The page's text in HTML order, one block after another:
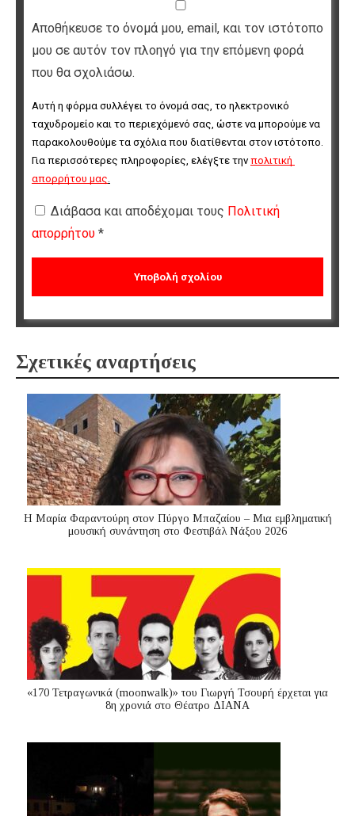
Αποθήκευσε το όνομά μου, email, και τον ιστότοπο
μου σε αυτόν τον πλοηγό για την επόμενη φορά
που θα σχολιάσω.
Αυτή η φόρμα συλλέγει το όνομά σας, το ηλεκτρονικό
ταχυδρομείο και το περιεχόμενό σας, ώστε να μπορούμε να
παρακολουθούμε τα σχόλια που διατίθενται στον ιστότοπο.
Για περισσότερες πληροφορίες, ελέγξτε την πολιτική
απορρήτου μας.
Διάβασα και αποδέχομαι τους Πολιτική
απορρήτου *
Σχετικές αναρτήσεις
Η Μαρία Φαραντούρη στον Πύργο Μπαζαίου – Μια εμβληματική
μουσική συνάντηση στο Φεστιβάλ Νάξου 2026
«170 Τετραγωνικά (moonwalk)» του Γιωργή Τσουρή έρχεται για
8η χρονιά στο Θέατρο ΔΙΑΝΑ